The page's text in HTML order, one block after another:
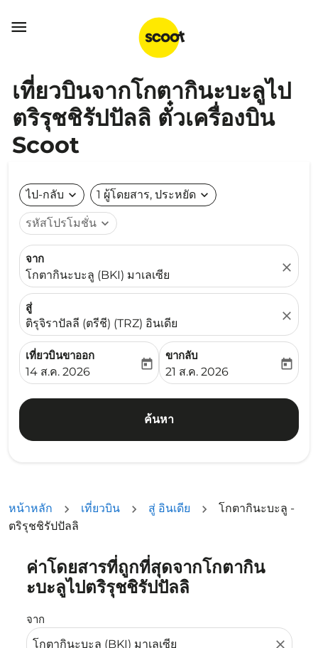

เที่ยวบินจากโกตากินะบะลูไป
ตริรุชชิรัปปัลลิ ตั๋วเครื่องบิน
Scoot
ไป-กลับ expand_more 1 ผู้โดยสาร, ประหยัด expand_more
รหัสโปรโมชั่น expand_more
จาก
โกตากินะบะลู (BKI) มาเลเซีย
close
สู่
ติรุจิราปัลลี (ตรีชี) (TRZ) อินเดีย
close
เที่ยวบินขาออก
fc-booking-departure-date-aria-label
14 ส.ค. 2026
today
ขากลับ
fc-booking-return-date-
21 ส.ค. 2026
today
ค้นหา
หน้าหลัก เที่ยวบิน สู่ อินเดีย
โกตากินะบะลู -
ตริรุชชิรัปปัลลิ
ค่าโดยสารที่ถูกที่สุดจากโกตากิน
ะบะลูไปตริรุชชิรัปปัลลิ
จาก
close
ลองอัปเดตเส้นทางของคุณ (ต้นทางและ/หรือปลายทาง) หรื